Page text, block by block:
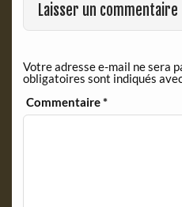
Laisser un commentaire
Votre adresse e-mail ne sera
obligatoires sont indiqués
Commentaire*